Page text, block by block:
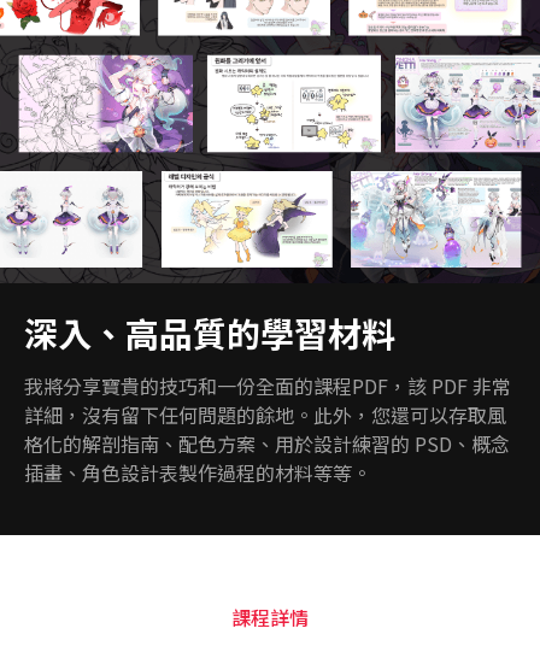
深入、高品質的學習材料
我將分享寶貴的技巧和一份全面的課程PDF，該 PDF 非常
詳細，沒有留下任何問題的餘地。此外，您還可以存取風
格化的解剖指南、配色方案、用於設計練習的 PSD、概念
插畫、角色設計表製作過程的材料等等。
課程詳情